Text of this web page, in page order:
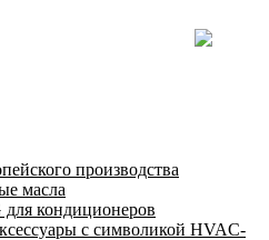
производства
масла
кондиционеров
с символикой HVAC-